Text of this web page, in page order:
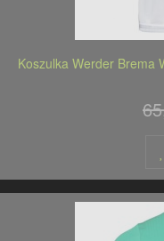
Koszulka Werder Brema